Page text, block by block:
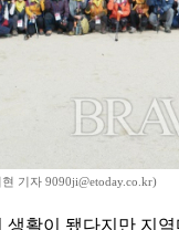
기자 9090ji@etoday.co.kr)
생활이 됐다지만 지역